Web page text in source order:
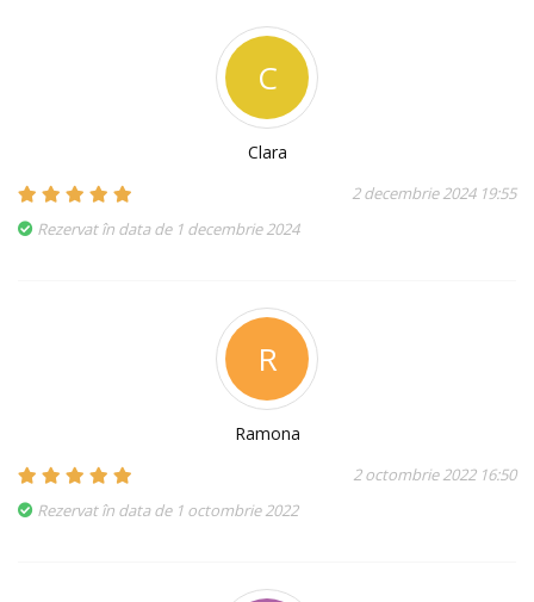
C
Clara
2 decembrie 2024 19:55
Rezervat în data de 1 decembrie 2024
R
Ramona
2 octombrie 2022 16:50
Rezervat în data de 1 octombrie 2022